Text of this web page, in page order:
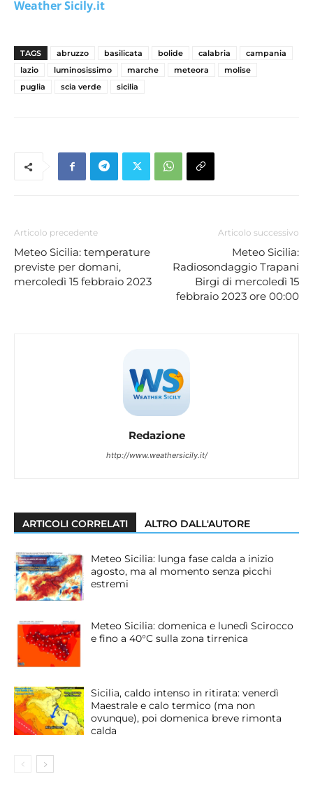
Weather Sicily.it
TAGS abruzzo basilicata bolide calabria
campania
lazio
luminosissimo marche meteora
molise
puglia
scia verde sicilia
Articolo precedente
Meteo Sicilia: temperature
previste per domani,
mercoledì 15 febbraio 2023
Articolo successivo
Meteo Sicilia:
Radiosondaggio Trapani
Birgi di mercoledì 15
febbraio 2023 ore 00:00
Redazione
http://www.weathersicily.it/
ARTICOLI CORRELATI ALTRO DALL'AUTORE
Meteo Sicilia: lunga fase calda a inizio
agosto, ma al momento senza picchi
estremi
Meteo Sicilia: domenica e lunedì Scirocco
e fino a 40°C sulla zona tirrenica
Sicilia, caldo intenso in ritirata: venerdì
Maestrale e calo termico (ma non
ovunque), poi domenica breve rimonta
calda